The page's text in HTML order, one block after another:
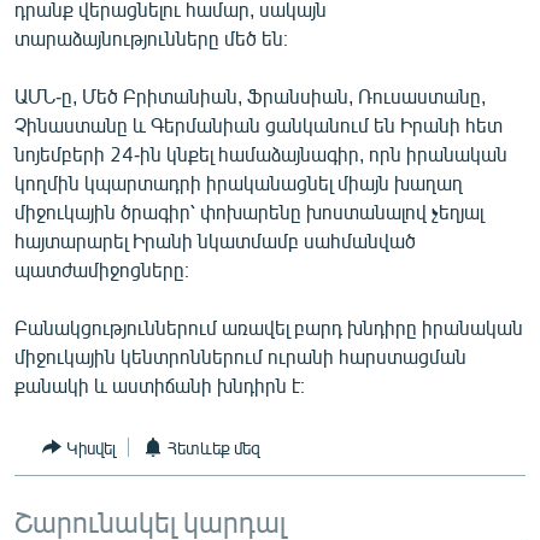
ՄԵԿՆԱԲԱՆՈՒԹՅՈՒՆ
ԿՈՐՈՆԱՎԻՐՈՒՍ
ԱՐԽԻՎ
ՏԵՍԱՆՅՈՒԹԵՐ
ԲԱՆԱՎԵՃ
ՓՈԴՔԱՍԹ
Հայերեն
English
դրանք վերացնելու համար, սակայն
տարաձայնությունները մեծ են։
ԱՄՆ-ը, Մեծ Բրիտանիան, Ֆրանսիան, Ռուսաստանը,
Չինաստանը և Գերմանիան ցանկանում են Իրանի հետ
նոյեմբերի 24-ին կնքել համաձայնագիր, որն իրանական
կողմին կպարտադրի իրականացնել միայն խաղաղ
միջուկային ծրագիր՝ փոխարենը խոստանալով չեղյալ
հայտարարել Իրանի նկատմամբ սահմանված
պատժամիջոցները։
Բանակցություններում առավել բարդ խնդիրը իրանական
միջուկային կենտրոններում ուրանի հարստացման
քանակի և աստիճանի խնդիրն է։
Կիսվել Հետևեք մեզ
Շարունակել կարդալ